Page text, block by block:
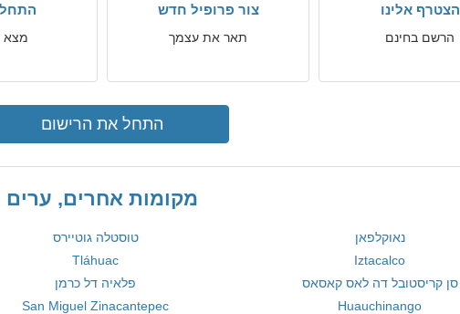
הצטרף אלינו
הרשם בחינם
צור פרופיל חדש
תאר את עצמך מצא
התחל את הרישום
מקומות אחרים, ערים
נאוקלפאן טוסטלה גוטיירס
Iztacalco
Tláhuac
סן קריסטובל דה לאס קאסאס
פלאיה דל כרמן
Huauchinango
San Miguel Zinacantepec